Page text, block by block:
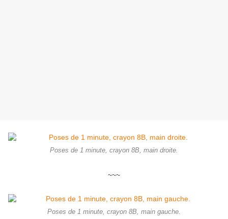
Poses de 1 minute, crayon 8B, main droite.
~~~
Poses de 1 minute, crayon 8B, main gauche.